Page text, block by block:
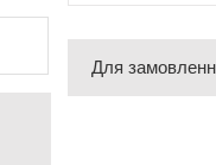
Для